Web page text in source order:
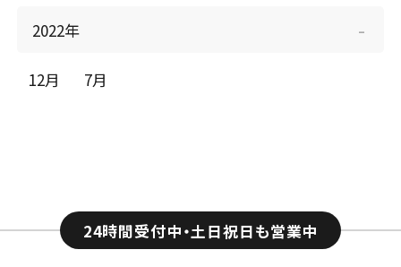
2022年
12月 7月
24時間受付中・土日祝日も営業中